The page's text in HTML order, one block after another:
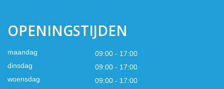
OPENINGSTIJDEN
maandag
09:00 - 17:00
dinsdag
09:00 - 17:00
woensdag
09:00 - 17:00